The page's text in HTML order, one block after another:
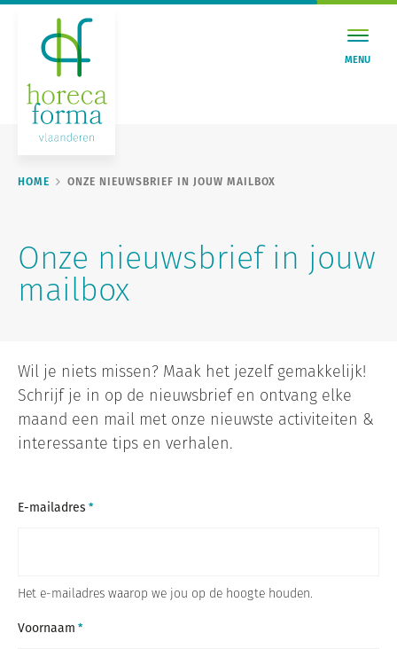
MENU
HOME ONZE NIEUWSBRIEF IN JOUW MAILBOX
Onze nieuwsbrief in jouw
mailbox
Wil je niets missen? Maak het jezelf gemakkelijk!
Schrijf je in op de nieuwsbrief en ontvang elke
maand een mail met onze nieuwste activiteiten &
interessante tips en verhalen.
E-mailadres
Het e-mailadres waarop we jou op de hoogte houden.
Voornaam